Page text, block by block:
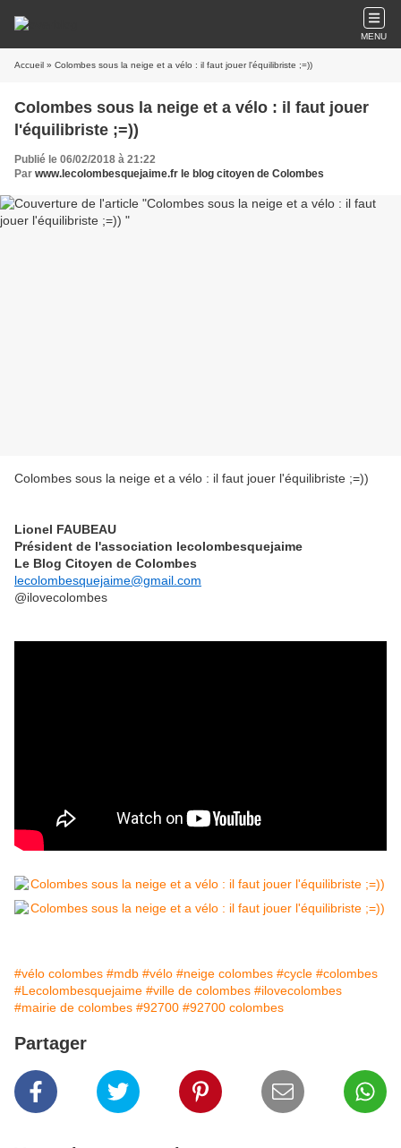
MENU
Accueil » Colombes sous la neige et a vélo : il faut jouer l'équilibriste ;=))
Colombes sous la neige et a vélo : il faut jouer
l'équilibriste ;=))
Publié le 06/02/2018 à 21:22
Par www.lecolombesquejaime.fr le blog citoyen de Colombes
Colombes sous la neige et a vélo : il faut jouer l'équilibriste ;=))
Lionel FAUBEAU
Président de l'association lecolombesquejaime
Le Blog Citoyen de Colombes
lecolombesquejaime@gmail.com
@ilovecolombes
#vélo colombes #mdb #vélo #neige colombes #cycle #colombes
#Lecolombesquejaime #ville de colombes #ilovecolombes
#mairie de colombes #92700 #92700 colombes
Partager